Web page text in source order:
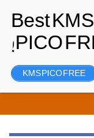
رجسٹر
KMS PICO FREE